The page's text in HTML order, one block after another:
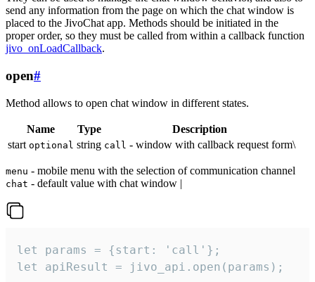
send any information from the page on which the chat window is
placed to the JivoChat app. Methods should be initiated in the
proper order, so they must be called from within a callback function
jivo_onLoadCallback.
open#
Method allows to open chat window in different states.
Name Type
Description
start optional string call - window with callback request form\
menu - mobile menu with the selection of communication channel
chat - default value with chat window |
let params = {start: 'call'};
let apiResult = jivo_api.open(params);